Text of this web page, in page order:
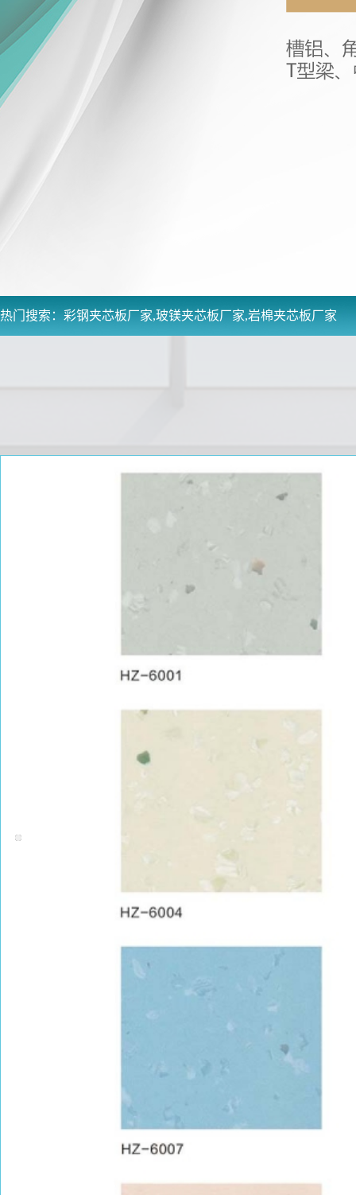
热门搜索： 彩钢夹芯板厂家,玻镁夹芯板厂家,岩棉夹芯板厂家
PRODUCT CENTER